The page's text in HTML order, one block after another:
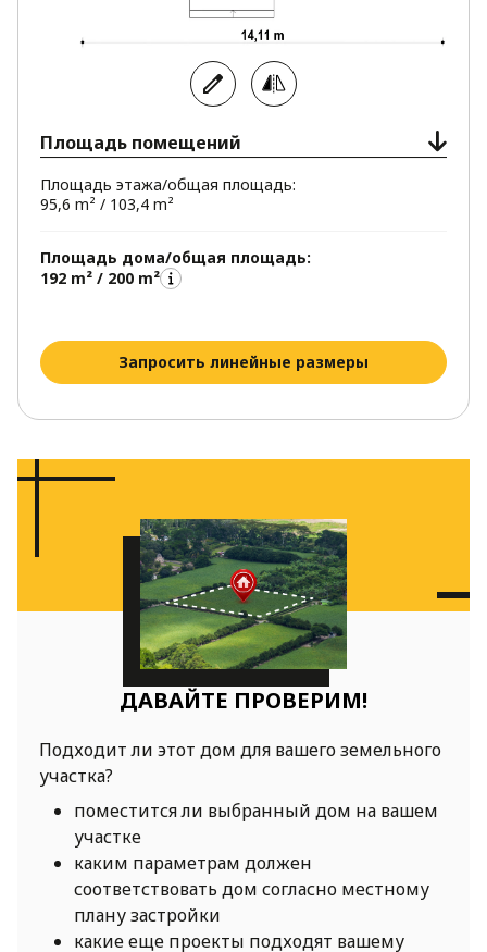
Площадь помещений
Площадь этажа/общая площадь:
95,6 m² / 103,4 m²
Площадь дома/общая площадь:
192 m² / 200 m²
Запросить линейные размеры
ДАВАЙТЕ ПРОВЕРИМ!
Подходит ли этот дом для вашего земельного
участка?
поместится ли выбранный дом на вашем
участке
каким параметрам должен
соответствовать дом согласно местному
плану застройки
какие еще проекты подходят вашему